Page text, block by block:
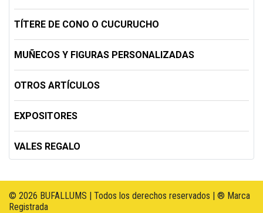
TÍTERE DE CONO O CUCURUCHO
MUÑECOS Y FIGURAS PERSONALIZADAS
OTROS ARTÍCULOS
EXPOSITORES
VALES REGALO
© 2026 BUFALLUMS | Todos los derechos reservados | ® Marca
Registrada